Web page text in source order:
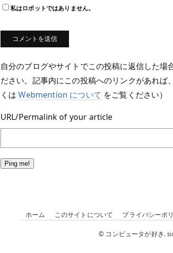
私はロボットではありません。
自分のブログやサイトでこの投稿に返信した場
ださい。記事内にこの投稿へのリンクがあれ
くはWebmention について をご覧ください）
URL/Permalink of your article
ホーム このサイトについて プライバシーポ
© コンピュータが好き.